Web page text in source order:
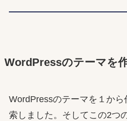
WordPressのテーマを
WordPressのテーマを１か
索しました。そしてこの2つ